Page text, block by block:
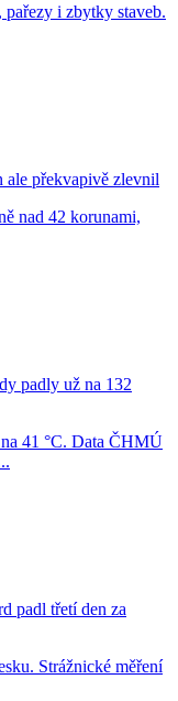
i zbytky staveb.
ale překvapivě zlevnil
nad 42 korunami,
padly už na 132
41 °C. Data ČHMÚ
padl třetí den za
Strážnické měření